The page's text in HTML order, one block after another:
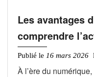
Les avantages
comprendre
Publié le 16 mars 2026
À l’ère du